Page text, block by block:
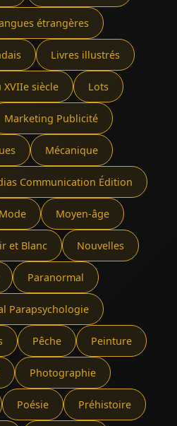
étrangères
Livres illustrés
siècle Lots
Marketing Publicité
Mécanique
Communication Édition
Mode Moyen-âge
et Blanc Nouvelles
Paranormal
Parapsychologie
Pêche Peinture
Photographie
Poésie Préhistoire